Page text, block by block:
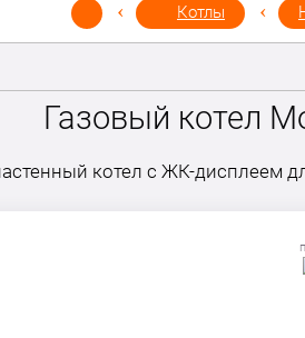
Котлы
Газовый котел
котел с ЖК-дисплеем